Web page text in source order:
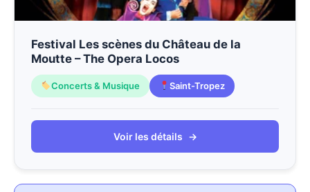
Festival Les scènes du Château de la
Moutte – The Opera Locos
Concerts & Musique Saint-Tropez
Voir les détails →